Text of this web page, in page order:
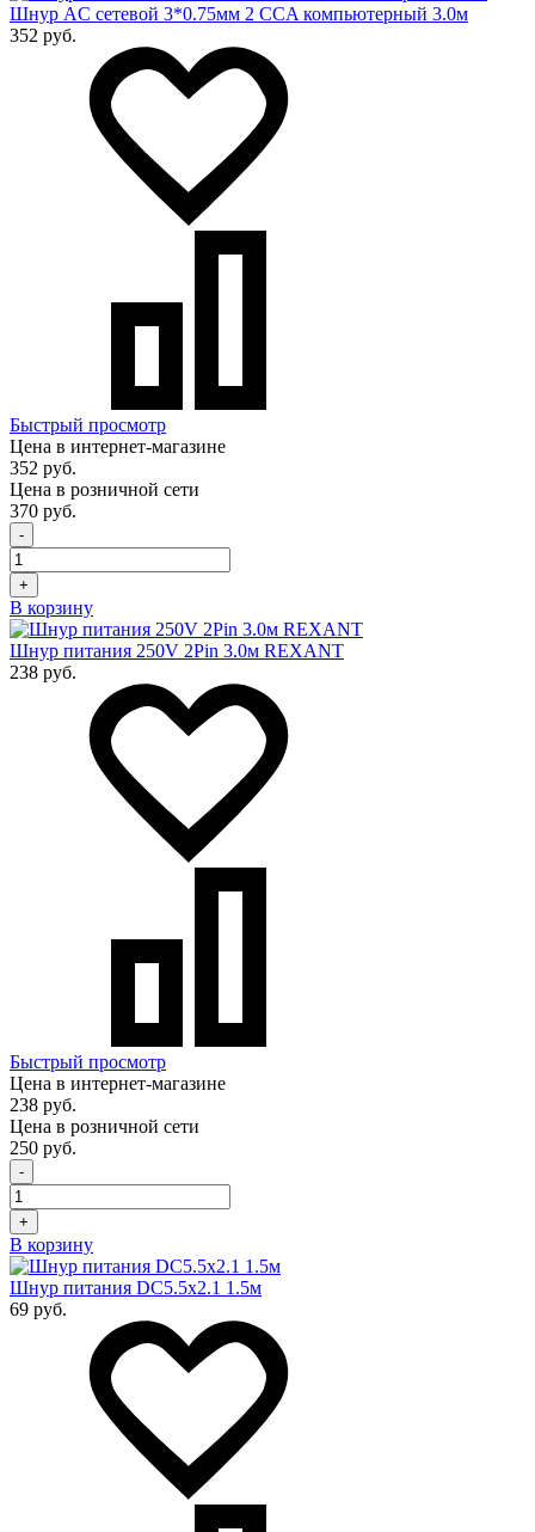
Шнур AC сетевой 3*0.75мм 2 CCA компьютерный 3.0м
352 руб.
Быстрый просмотр
Цена в интернет-магазине
352 руб.
Цена в розничной сети
370 руб.
-
+
В корзину
Шнур питания 250V 2Pin 3.0м REXANT
238 руб.
Быстрый просмотр
Цена в интернет-магазине
238 руб.
Цена в розничной сети
250 руб.
-
+
В корзину
Шнур питания DC5.5x2.1 1.5м
69 руб.